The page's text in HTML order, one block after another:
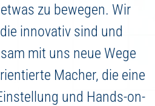
zu bewegen. Wir
innovativ sind und
mit uns neue Wege
Macher, die eine
und Hands-on-